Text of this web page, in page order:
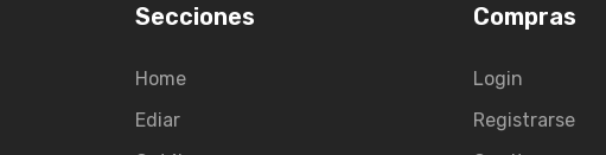
Secciones
Home
Ediar
Compras
Login
Registrarse